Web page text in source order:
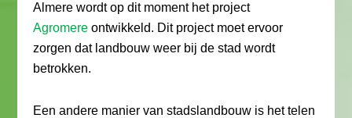
Almere wordt op dit moment het project
Agromere ontwikkeld. Dit project moet ervoor
zorgen dat landbouw weer bij de stad wordt
betrokken.
Een andere manier van stadslandbouw is het telen